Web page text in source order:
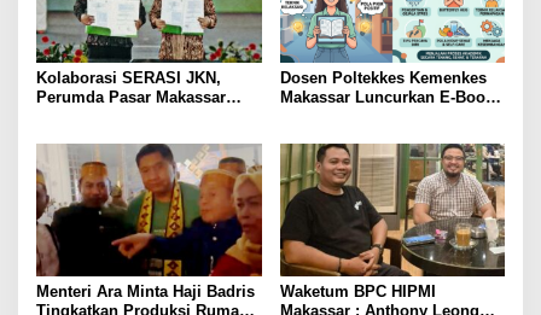
Kolaborasi SERASI JKN,
Perumda Pasar Makassar
Dosen Poltekkes Kemenkes
Makassar Luncurkan E-Book
Saat Menyusun Karya Tulis
Ilmiah
Menteri Ara Minta Haji Badris
Tingkatkan Produksi Rumah
Waketum BPC HIPMI
Makassar : Anthony Leong